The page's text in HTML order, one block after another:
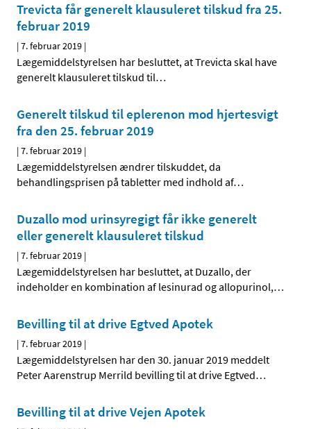
Trevicta får generelt klausuleret tilskud fra 25.
februar 2019
|7. februar 2019 |
Lægemiddelstyrelsen har besluttet, at Trevicta skal have
generelt klausuleret tilskud til…
Generelt tilskud til eplerenon mod hjertesvigt
fra den 25. februar 2019
|7. februar 2019 |
Lægemiddelstyrelsen ændrer tilskuddet, da
behandlingsprisen på tabletter med indhold af…
Duzallo mod urinsyregigt får ikke generelt
eller generelt klausuleret tilskud
|7. februar 2019 |
Lægemiddelstyrelsen har besluttet, at Duzallo, der
indeholder en kombination af lesinurad og allopurinol,…
Bevilling til at drive Egtved Apotek
|7. februar 2019 |
Lægemiddelstyrelsen har den 30. januar 2019 meddelt
Peter Aarenstrup Merrild bevilling til at drive Egtved…
Bevilling til at drive Vejen Apotek